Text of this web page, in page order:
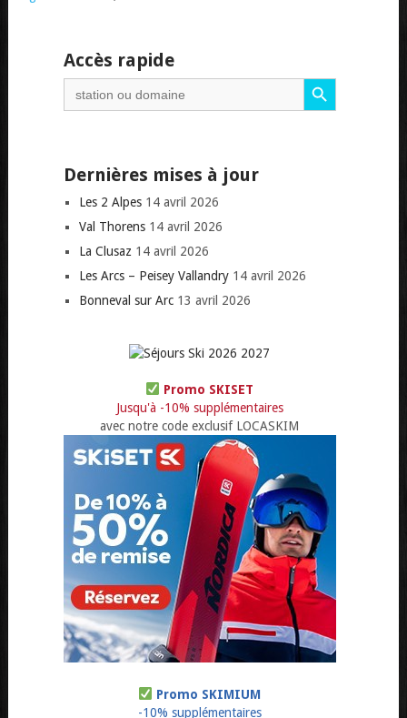
Accès rapide
Search
for:
Search Button
Dernières mises à jour
Les 2 Alpes 14 avril 2026
Val Thorens 14 avril 2026
La Clusaz 14 avril 2026
Les Arcs – Peisey Vallandry 14 avril 2026
Bonneval sur Arc 13 avril 2026
Promo SKISET
Jusqu'à -10% supplémentaires
avec notre code exclusif LOCASKIM
Promo SKIMIUM
-10% supplémentaires